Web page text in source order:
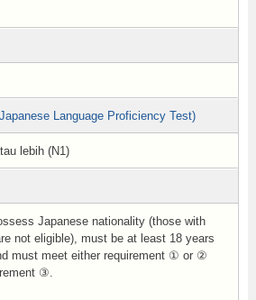
Language Proficiency Test)
lebih (N1)
Japanese nationality (those with
not eligible), must be at least 18 years
must meet either requirement ① or ②
③.